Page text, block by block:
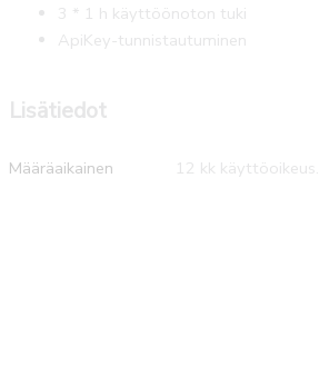
3 * 1 h käyttöönoton tuki
ApiKey-tunnistautuminen
Lisätiedot
Määräaikainen 12 kk käyttöoikeus.